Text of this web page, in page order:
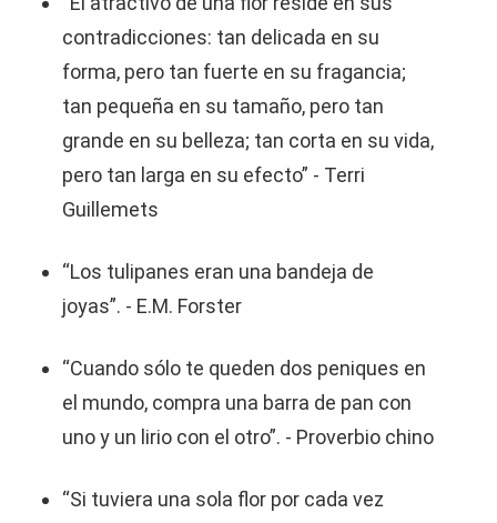
contradicciones: tan delicada en su
forma, pero tan fuerte en su fragancia;
tan pequeña en su tamaño, pero tan
grande en su belleza; tan corta en su vida,
pero tan larga en su efecto” - Terri
Guillemets
“Los tulipanes eran una bandeja de
joyas”. - E.M. Forster
“Cuando sólo te queden dos peniques en
el mundo, compra una barra de pan con
uno y un lirio con el otro”. - Proverbio chino
“Si tuviera una sola flor por cada vez